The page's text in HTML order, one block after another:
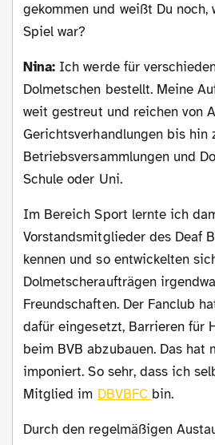
gekommen und weißt Du noch,
Spiel war?
Nina: Ich werde für
Dolmetschen bestellt. Meine
weit gestreut und reichen von
Gerichtsverhandlungen bis hin
Betriebsversammlungen und
Schule oder Uni.
Im Bereich Sport lernte ich damals unter anderem
Vorstandsmitglieder des Deaf
kennen und so entwickelten
Dolmetscheraufträgen
Freundschaften. Der Fanclub
dafür eingesetzt, Barrieren für
beim BVB abzubauen. Das hat
imponiert. So sehr, dass ich
Mitglied im DBVBFC bin.
Durch den regelmäßigen Austausch mit dem BVB